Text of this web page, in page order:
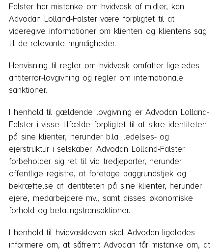
Falster har mistanke om hvidvask af midler, kan
Advodan Lolland-Falster være forpligtet til at
videregive informationer om klienten og klientens sag
til de relevante myndigheder.
Henvisning til regler om hvidvask omfatter ligeledes
antiterror-lovgivning og regler om internationale
sanktioner.
I henhold til gældende lovgivning er Advodan Lolland-
Falster i visse tilfælde forpligtet til at sikre identiteten
på sine klienter, herunder b.la. ledelses- og
ejerstruktur i selskaber. Advodan Lolland-Falster
forbeholder sig ret til via tredjeparter, herunder
offentlige registre, at foretage baggrundstjek og
bekræftelse af identiteten på sine klienter, herunder
ejere, medarbejdere mv., samt disses økonomiske
forhold og betalingstransaktioner.
I henhold til hvidvaskloven skal Advodan ligeledes
informere om, at såfremt Advodan får mistanke om, at